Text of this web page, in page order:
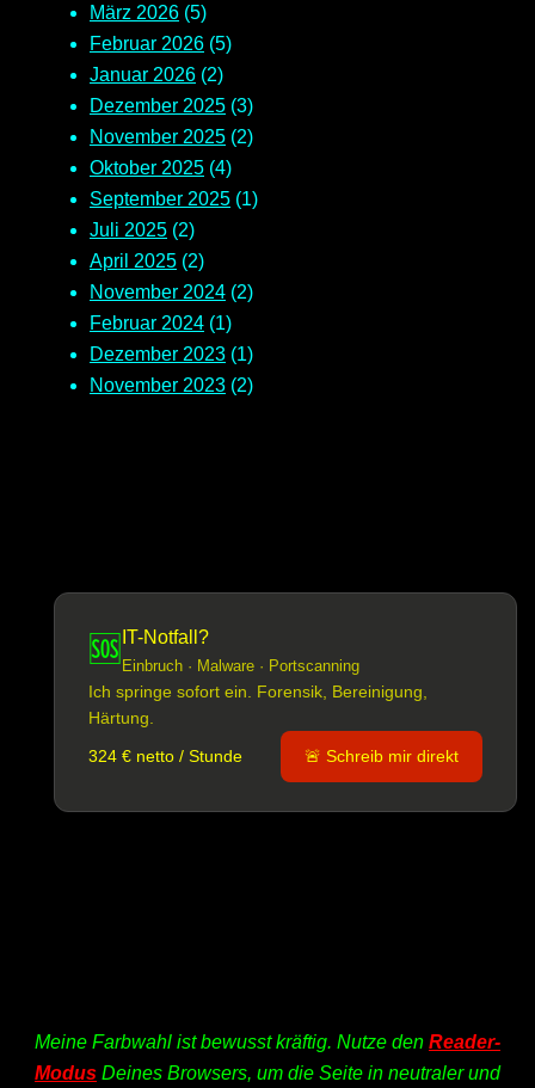
März 2026 (5)
Februar 2026 (5)
Januar 2026 (2)
Dezember 2025 (3)
November 2025 (2)
Oktober 2025 (4)
September 2025 (1)
Juli 2025 (2)
April 2025 (2)
November 2024 (2)
Februar 2024 (1)
Dezember 2023 (1)
November 2023 (2)
🆘 IT-Notfall?
Einbruch · Malware · Portscanning
Ich springe sofort ein. Forensik, Bereinigung,
Härtung.
324 € netto / Stunde
🚨 Schreib mir direkt
Meine Farbwahl ist bewusst kräftig. Nutze den Reader-
Modus Deines Browsers, um die Seite in neutraler und